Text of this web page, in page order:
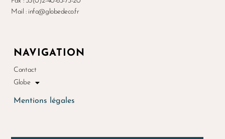
Mail : info@globedeco.fr
NAVIGATION
Contact
Globe
Mentions légales